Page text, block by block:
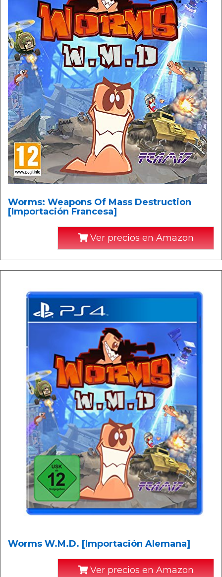
Worms: Weapons Of Mass Destruction
[Importación Francesa]
Ver precios en Amazon
Worms W.M.D. [Importación Alemana]
Ver precios en Amazon